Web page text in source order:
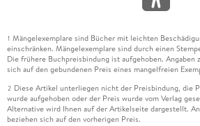
1 Mängelexemplare sind Bücher mit leichten
einschränken. Mängelexemplare sind durch einen
Die frühere Buchpreisbindung ist aufgehoben. Angaben
sich auf den gebundenen Preis eines mangelfreien
2 Diese Artikel unterliegen nicht der Preisbindung, die
wurde aufgehoben oder der Preis wurde vom Verlag
Alternative wird Ihnen auf der Artikelseite dargestellt.
beziehen sich auf den vorherigen Preis.